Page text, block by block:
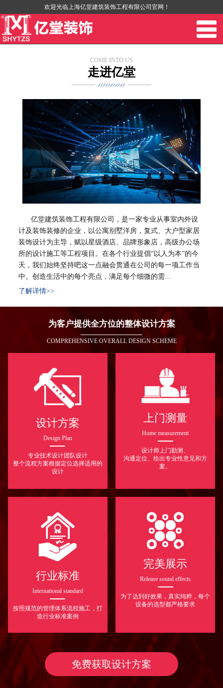
欢迎光临上海亿堂建筑装饰工程有限公司官网！
COME INTO US
走进亿堂
亿堂建筑装饰工程有限公司，是一家专业从事室内外设
计及装饰装修的企业，以公寓别墅洋房，复式、大户型家居
装饰设计为主导，赋以星级酒店、品牌形象店，高级办公场
所的设计施工等工程项目。在各个行业提倡“以人为本”的今
天，我们始终坚持吧这一点融会贯通在公司的每一项工作当
中。创造生活中的每个亮点，满足每个细微的需...
了解详情>>
为客户提供全方位的整体设计方案
COMPREHENSIVE OVERALL DESIGN SCHEME
设计方案
Design Plan
专业技术设计团队设计
整个流程方案根据定位选择适用的
设计
上门测量
Home measurement
设计师上门勘测、
沟通定位、给出专业性意见和方
案。
行业标准
International standard
按照规范的管理体系流程施工，打
造行业标准案例
完美展示
Release sound effects
为了达到好效果，真实纯粹，每个
设备的选型都严格要求
免费获取设计方案